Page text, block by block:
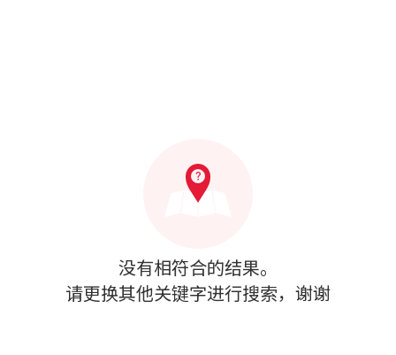
没有相符合的结果。
请更换其他关键字进行搜索，谢谢